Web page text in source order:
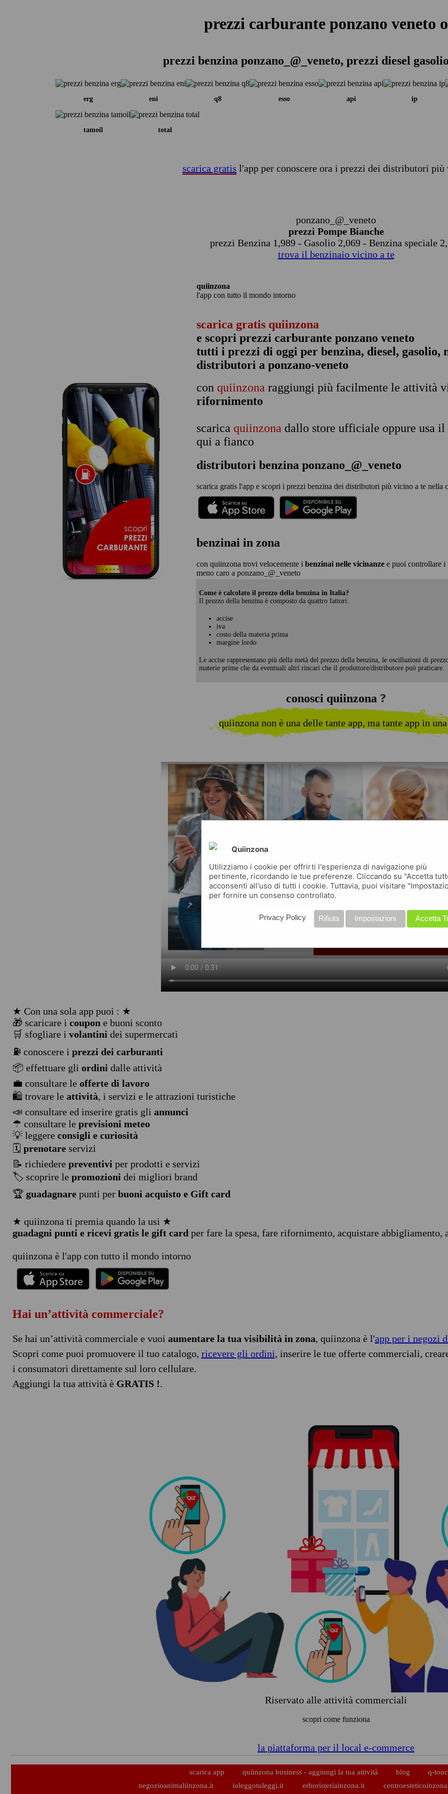
prezzi carburante ponzano veneto
prezzi benzina ponzano_@_veneto, prezzi diesel
erg eni q8 esso api ip
tamoil total
scarica gratis l'app per conoscere ora i prezzi dei distributori più
ponzano_@_veneto
prezzi Pompe Bianche
prezzi Benzina 1,989 - Gasolio 2,069 - Benzina speciale
trova il benzinaio vicino a te
quiinzona
l'app con tutto il mondo intorno
scarica gratis quiinzona
e scopri prezzi carburante ponzano veneto
tutti i prezzi di oggi per benzina, diesel, gasolio,
distributori a ponzano-veneto
con quiinzona raggiungi più facilmente le attività
rifornimento
scarica quiinzona dallo store ufficiale oppure usa il
qui a fianco
distributori benzina ponzano_@_veneto
scarica gratis l'app e scopri i prezzi benzina dei distributori più vicino a te nella
benzinai in zona
con quiinzona trovi velocemente i benzinai nelle vicinanze e puoi controllare i
meno caro a ponzano_@_veneto
Come è calcolato il prezzo della benzina in Italia?
Il prezzo della benzina è composto da quattro fattori:
accise
iva
costo della materia prima
margine lordo
Le accise rappresentano più della metà del prezzo della benzina, le oscillazioni di
materie prime che da eventuali altri rincari che il produttore/distributore può praticare.
conosci quiinzona ?
quiinzona non è una delle tante app, ma tante app in
★ Con una sola app puoi : ★
🎁 scaricare i coupon e buoni sconto
🛒 sfogliare i volantini dei supermercati
⛽ conoscere i prezzi dei carburanti
📦 effettuare gli ordini dalle attività
💼 consultare le offerte di lavoro
🛍️ trovare le attività, i servizi e le attrazioni turistiche
📣 consultare ed inserire gratis gli annunci
☂ consultare le previsioni meteo
💡 leggere consigli e curiosità
🗓️ prenotareservizi
📝 richiedere preventivi per prodotti e servizi
🏷️ scoprire le promozioni dei migliori brand
🏆 guadagnarepunti per buoni acquisto e Gift card
★ quiinzona ti premia quando la usi ★
guadagni punti e ricevi gratis le gift card per fare la spesa, fare rifornimento, acquistare abbigliamento,
quiinzona è l'app con tutto il mondo intorno
Hai un’attività commerciale?
Se hai un’attività commerciale e vuoi aumentare la tua visibilità in zona, quiinzona è l'app per i negozi
Scopri come puoi promuovere il tuo catalogo, ricevere gli ordini, inserire le tue offerte commerciali,
i consumatori direttamente sul loro cellulare.
Aggiungi la tua attività è GRATIS !.
Riservato alle attività commerciali
scopri come funziona
la piattaforma per il local e-commerce
scarica app quiinzona business - aggiungi la tua attività blog
q-
negozioanimaliinzona.it
ioleggotuleggi.it erboristeriainzona.it
Quiinzona
Utilizziamo i cookie per offrirti l'esperienza di navigazione più
pertinente, ricordando le tue preferenze. Cliccando su "Accetta
acconsenti all'uso di tutti i cookie. Tuttavia, puoi visitare
per fornire un consenso controllato.
Accetta
Impostazioni
Rifiuta
Privacy Policy